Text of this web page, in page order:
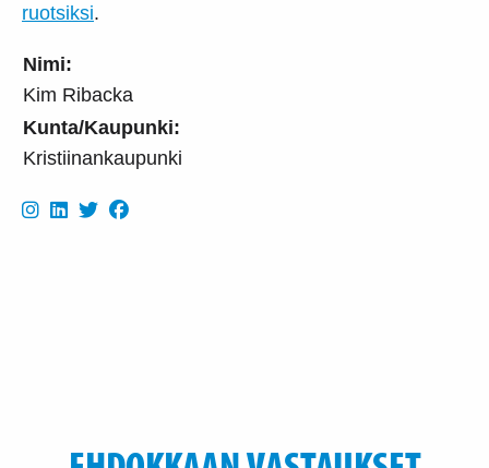
Nimi:
Kim Ribacka
Kunta/Kaupunki:
Kristiinankaupunki
ruotsiksi.